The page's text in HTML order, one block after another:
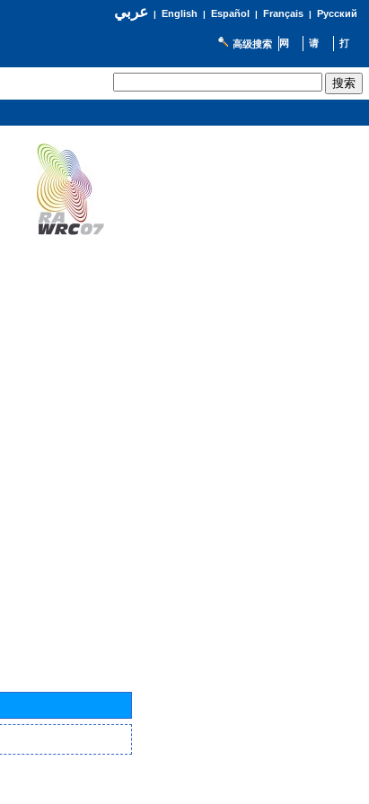
عربي| English | Español | Français| Русский
高级搜索